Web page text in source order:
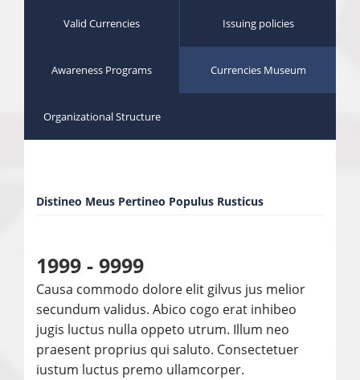
Valid Currencies Issuing policies
Awareness Programs Currencies Museum
Organizational Structure
Distineo Meus Pertineo Populus Rusticus
1999 - 9999
Causa commodo dolore elit gilvus jus melior
secundum validus. Abico cogo erat inhibeo
jugis luctus nulla oppeto utrum. Illum neo
praesent proprius qui saluto. Consectetuer
iustum luctus premo ullamcorper.